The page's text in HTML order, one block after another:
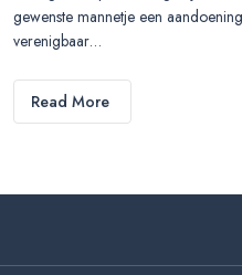
gewenste mannetje een
verenigbaar…
Read More